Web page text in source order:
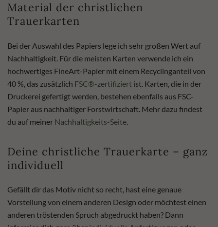
Material der christlichen
Trauerkarten
Bei der Auswahl des Papiers lege ich sehr großen Wert auf
Nachhaltigkeit. Für die meisten Karten verwende ich ein
hochwertiges FineArt-Papier mit einem Recyclinganteil von
40 %, das zusätzlich FSC®-zertifiziert ist. Karten, die in der
Druckerei gefertigt werden, bestehen ebenfalls aus FSC-
Papier aus nachhaltiger Forstwirtschaft. Mehr dazu findest
du auf meiner Nachhaltigkeits-Seite.
Deine christliche Trauerkarte – ganz
individuell
Gefällt dir das Motiv nicht so recht, hast eine genaue
Vorstellung von einem anderen Design oder möchtest einen
anderen tröstenden Spruch abgedruckt haben? Dann